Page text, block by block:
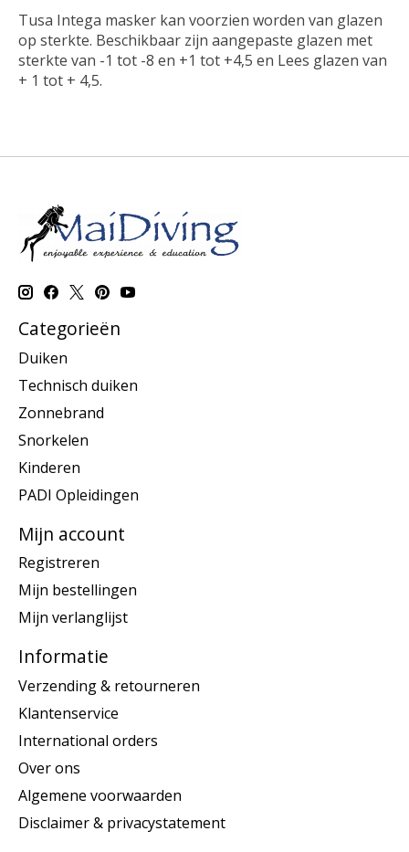
Tusa Intega masker kan voorzien worden van glazen
op sterkte. Beschikbaar zijn aangepaste glazen met
sterkte van -1 tot -8 en +1 tot +4,5 en Lees glazen van
+ 1 tot + 4,5.
Categorieën
Duiken
Technisch duiken
Zonnebrand
Snorkelen
Kinderen
PADI Opleidingen
Mijn account
Registreren
Mijn bestellingen
Mijn verlanglijst
Informatie
Verzending & retourneren
Klantenservice
International orders
Over ons
Algemene voorwaarden
Disclaimer & privacystatement